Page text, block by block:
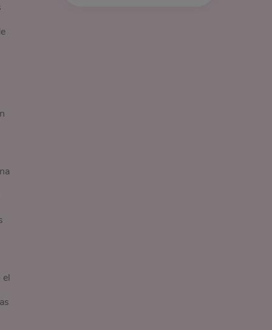
el